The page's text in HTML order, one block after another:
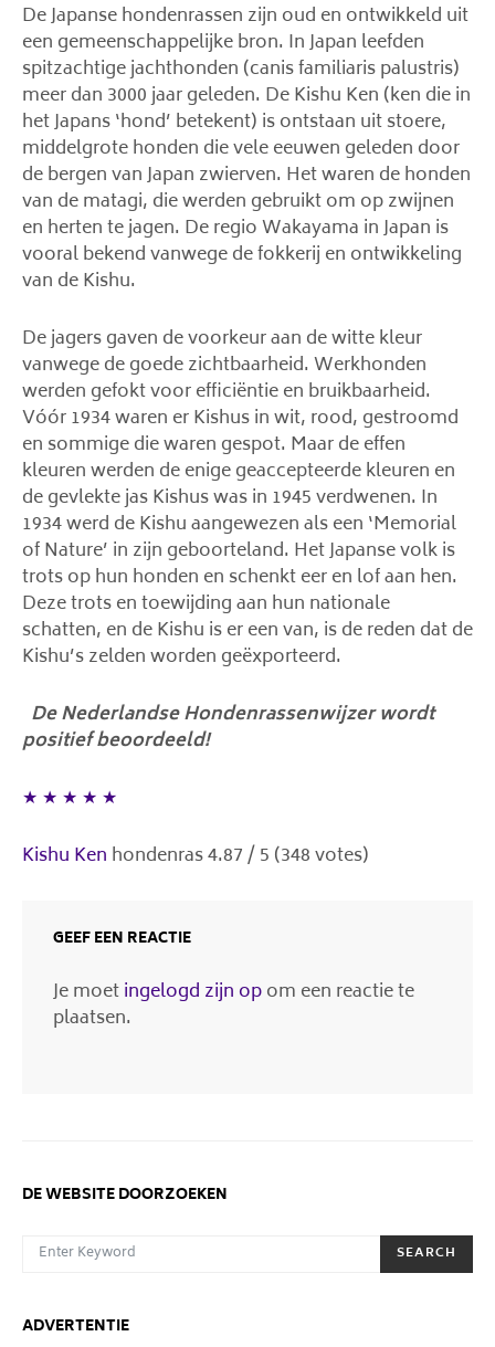
De Japanse hondenrassen zijn oud en ontwikkeld uit
een gemeenschappelijke bron. In Japan leefden
spitzachtige jachthonden (canis familiaris palustris)
meer dan 3000 jaar geleden. De Kishu Ken (ken die in
het Japans ‘hond’ betekent) is ontstaan ​​uit stoere,
middelgrote honden die vele eeuwen geleden door
de bergen van Japan zwierven. Het waren de honden
van de matagi, die werden gebruikt om op zwijnen
en herten te jagen. De regio Wakayama in Japan is
vooral bekend vanwege de fokkerij en ontwikkeling
van de Kishu.
De jagers gaven de voorkeur aan de witte kleur
vanwege de goede zichtbaarheid. Werkhonden
werden gefokt voor efficiëntie en bruikbaarheid.
Vóór 1934 waren er Kishus in wit, rood, gestroomd
en sommige die waren gespot. Maar de effen
kleuren werden de enige geaccepteerde kleuren en
de gevlekte jas Kishus was in 1945 verdwenen. In
1934 werd de Kishu aangewezen als een ‘Memorial
of Nature’ in zijn geboorteland. Het Japanse volk is
trots op hun honden en schenkt eer en lof aan hen.
Deze trots en toewijding aan hun nationale
schatten, en de Kishu is er een van, is de reden dat de
Kishu’s zelden worden geëxporteerd.
De Nederlandse Hondenrassenwijzer wordt
positief beoordeeld!
★ ★ ★ ★ ★
Kishu Ken hondenras4.87/5 (348votes)
GEEF EEN REACTIE
Je moetingelogd zijn opom een reactie te
plaatsen.
DE WEBSITE DOORZOEKEN
SEARCH FOR:
SEARCH
ADVERTENTIE